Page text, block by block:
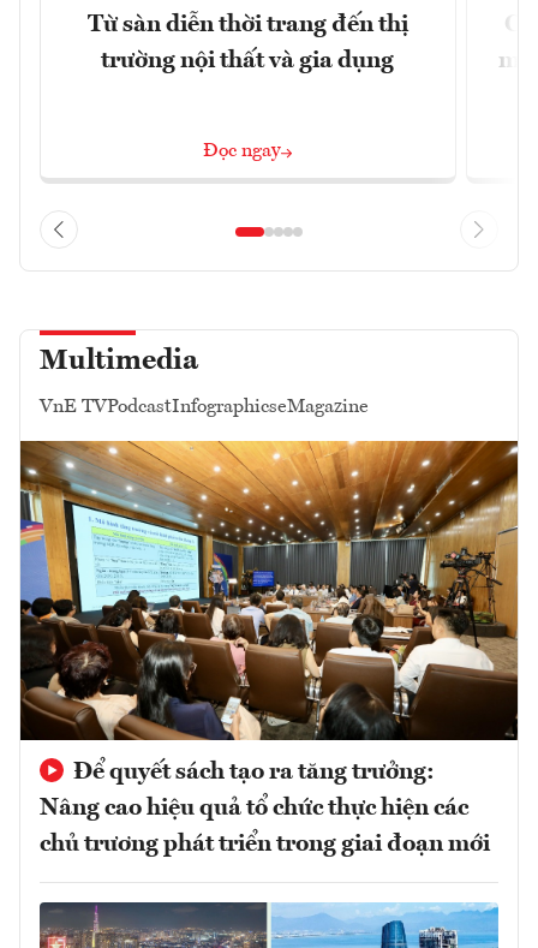
Từ sàn diễn thời trang đến thị
trường nội thất và gia dụng
Đọc ngay
Multimedia
VnE TVPodcastInfographicseMagazine
Để quyết sách tạo ra tăng trưởng:
Nâng cao hiệu quả tổ chức thực hiện các
chủ trương phát triển trong giai đoạn mới